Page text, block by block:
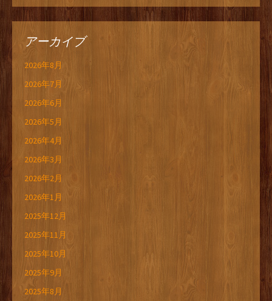
アーカイブ
2026年8月
2026年7月
2026年6月
2026年5月
2026年4月
2026年3月
2026年2月
2026年1月
2025年12月
2025年11月
2025年10月
2025年9月
2025年8月